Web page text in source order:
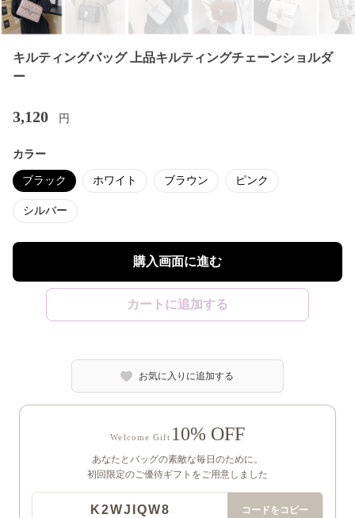
キルティングバッグ 上品キルティングチェーンショルダ
ー
3,120 円
カラー
ブラック ホワイト ブラウン ピンク
シルバー
購入画面に進む
カートに追加する
お気に入りに追加する
Welcome Gift 10% OFF
あなたとバッグの素敵な毎日のために。
初回限定のご優待ギフトをご用意しました
K2WJIQW8 コードをコピー